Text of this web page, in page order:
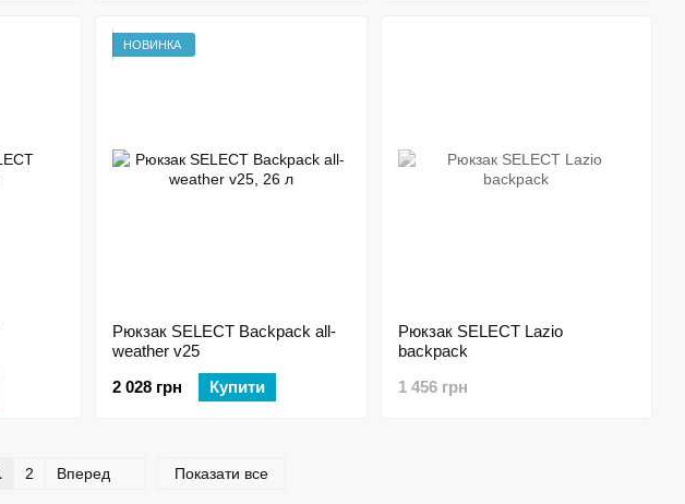
НОВИНКА
Рюкзак SELECT Backpack all-
weather v25
2 028 грн
Купити
Рюкзак SELECT Lazio
backpack
1 456 грн
2 Вперед Показати все